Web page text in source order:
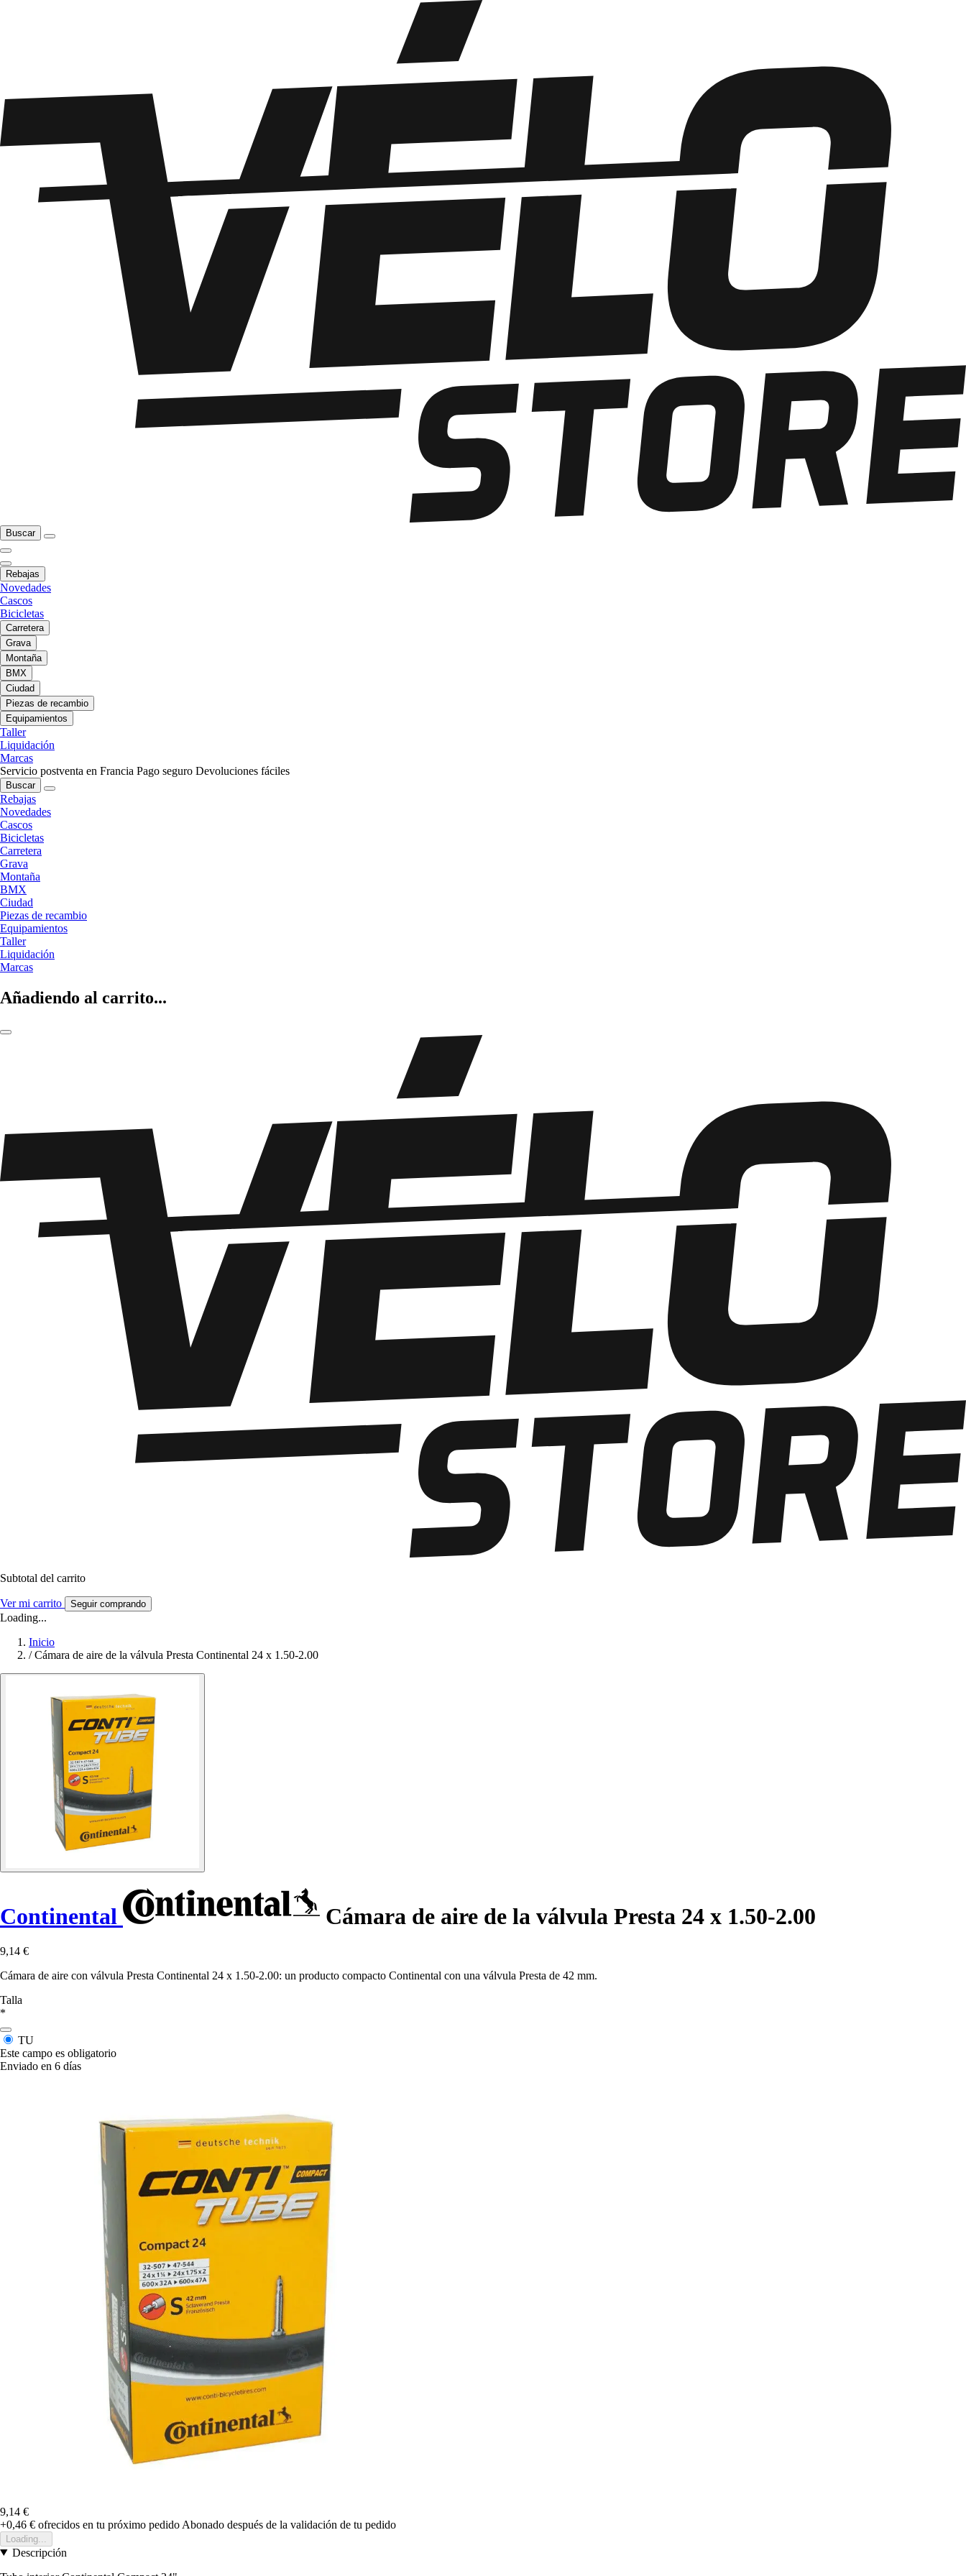
Buscar
Rebajas
Novedades
Cascos
Bicicletas
Carretera
Grava
Montaña
BMX
Ciudad
Piezas de recambio
Equipamientos
Taller
Liquidación
Marcas
Servicio postventa en Francia Pago seguro Devoluciones fáciles
Buscar
Rebajas
Novedades
Cascos
Bicicletas
Carretera
Grava
Montaña
BMX
Ciudad
Piezas de recambio
Equipamientos
Taller
Liquidación
Marcas
Añadiendo al carrito...
Subtotal del carrito
Ver mi carrito Seguir comprando
Loading...
Inicio
/ Cámara de aire de la válvula Presta Continental 24 x 1.50-2.00
Continental Cámara de aire de la válvula Presta 24 x 1.50-2.00
9,14 €
Cámara de aire con válvula Presta Continental 24 x 1.50-2.00: un producto compacto Continental con una válvula Presta de 42 mm.
Talla
*
TU
Este campo es obligatorio
Enviado en 6 días
9,14 €
+0,46 € ofrecidos en tu próximo pedido Abonado después de la validación de tu pedido
Loading...
Descripción